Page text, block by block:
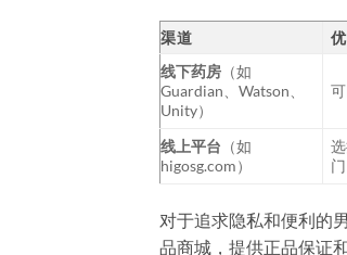
渠道
线下药房 （如
Guardian、Watson、
Unity）
线上平台 （如
higosg.com）
对于追求隐私和便利的
品商城，提供正品保证